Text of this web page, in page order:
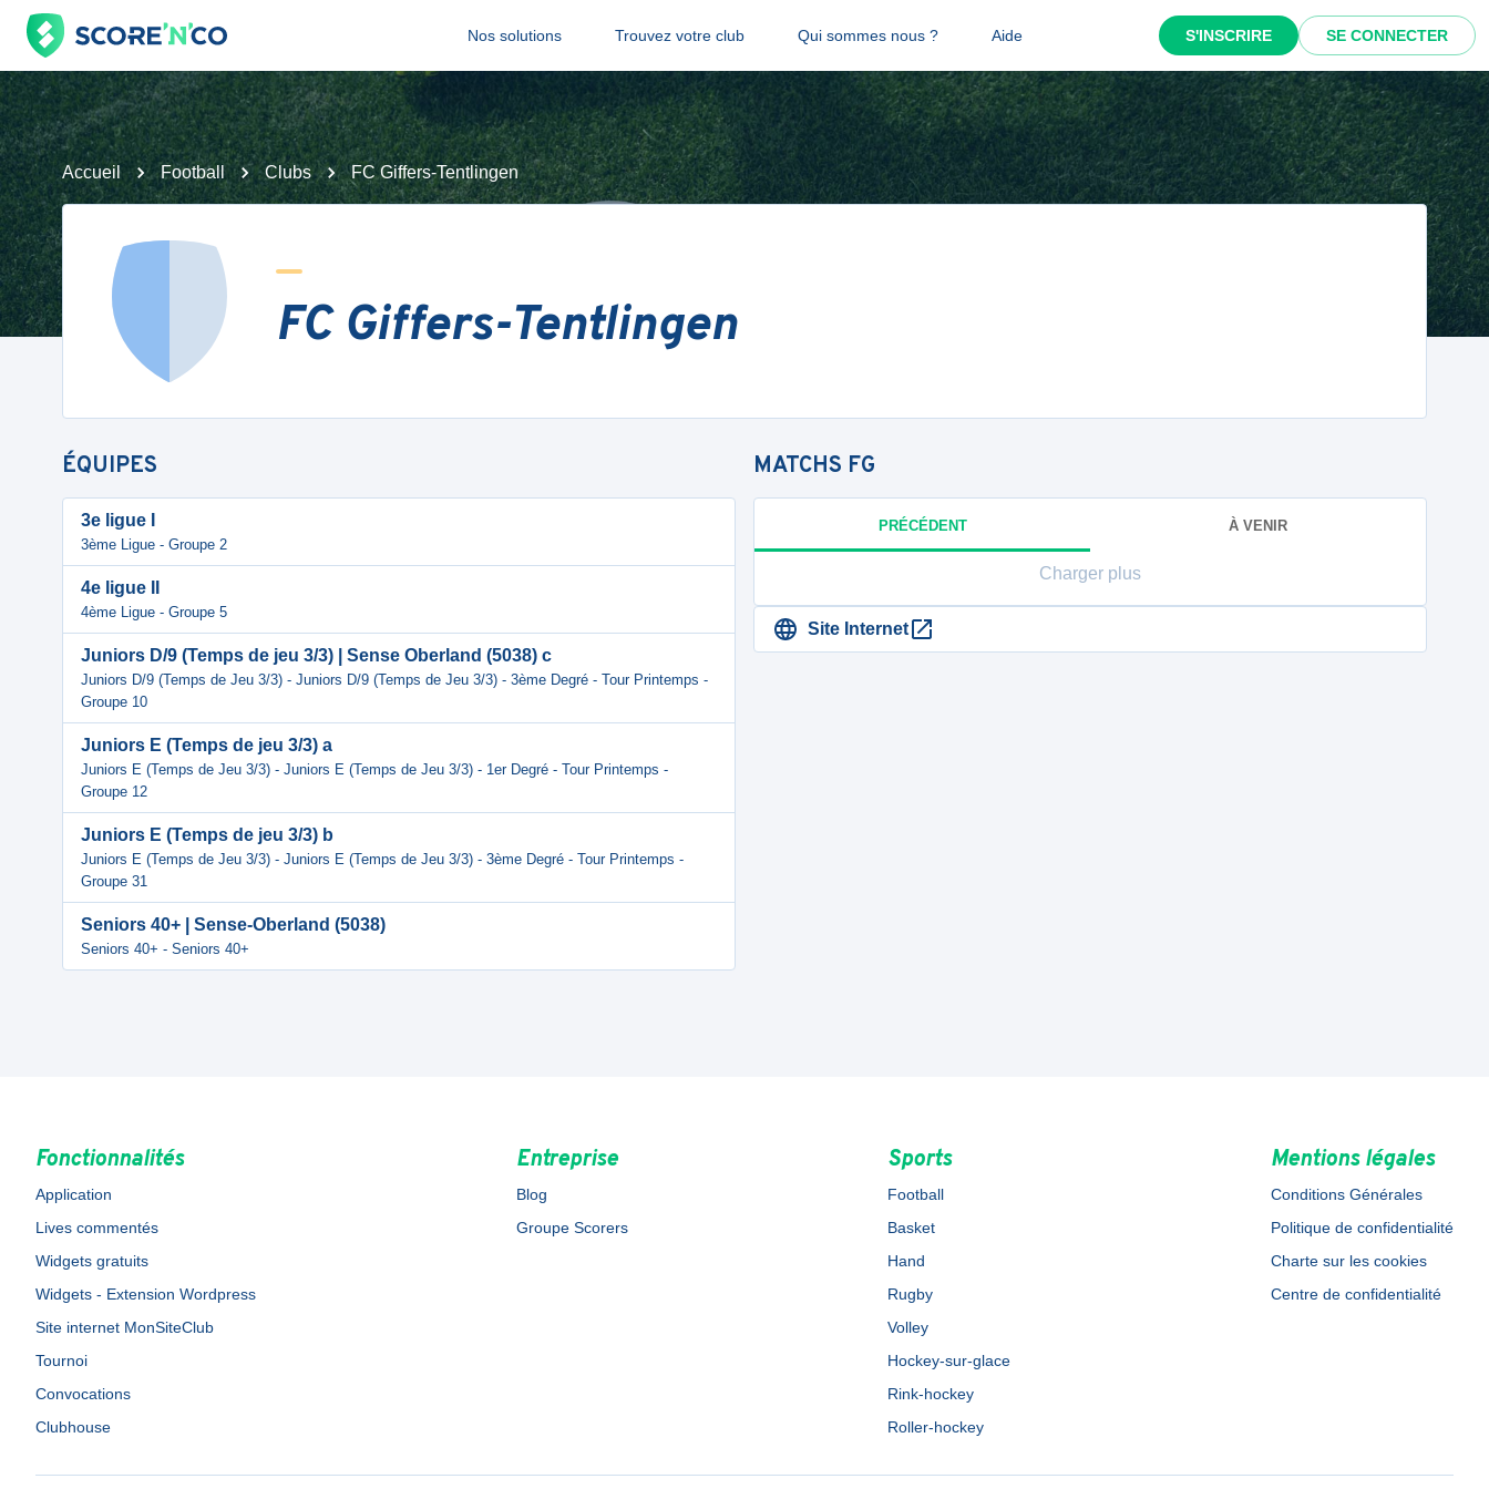
Nos solutions Trouvez votre club Qui sommes nous ? Aide S'INSCRIRE SE CONNECTER
Accueil Football Clubs FC Giffers-Tentlingen
FC Giffers-Tentlingen
ÉQUIPES
3e ligue I
3ème Ligue - Groupe 2
4e ligue II
4ème Ligue - Groupe 5
Juniors D/9 (Temps de jeu 3/3) | Sense Oberland (5038) c
Juniors D/9 (Temps de Jeu 3/3) - Juniors D/9 (Temps de Jeu 3/3) - 3ème Degré - Tour Printemps -
Groupe 10
Juniors E (Temps de jeu 3/3) a
Juniors E (Temps de Jeu 3/3) - Juniors E (Temps de Jeu 3/3) - 1er Degré - Tour Printemps -
Groupe 12
Juniors E (Temps de jeu 3/3) b
Juniors E (Temps de Jeu 3/3) - Juniors E (Temps de Jeu 3/3) - 3ème Degré - Tour Printemps -
Groupe 31
Seniors 40+ | Sense-Oberland (5038)
Seniors 40+ - Seniors 40+
MATCHS FG
PRÉCÉDENT À VENIR
Charger plus
Site Internet
Fonctionnalités
Application
Lives commentés
Widgets gratuits
Widgets - Extension Wordpress
Site internet MonSiteClub
Tournoi
Convocations
Clubhouse
Entreprise
Blog
Groupe Scorers
Sports
Football
Basket
Hand
Rugby
Volley
Hockey-sur-glace
Rink-hockey
Roller-hockey
Mentions légales
Conditions Générales
Politique de confidentialité
Charte sur les cookies
Centre de confidentialité